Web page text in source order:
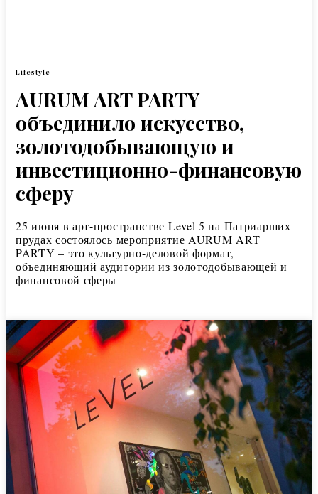
Lifestyle
AURUM ART PARTY
объединило искусство,
золотодобывающую и
инвестиционно-финансовую
сферу
25 июня в арт-пространстве Level 5 на Патриарших
прудах состоялось мероприятие AURUM ART
PARTY – это культурно-деловой формат,
объединяющий аудитории из золотодобывающей и
финансовой сферы